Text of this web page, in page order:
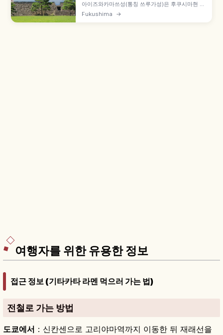
아이즈와카마쓰성(통칭 쓰루가성)은 후쿠시마현 아
이즈와카마쓰시의 일본 명성으로, 1384년(시토쿠
Fukushima →
여행자를 위한 유용한 정보
접근 정보 (기타카타 라멘 먹으러 가는 법)
전철로 가는 방법
도쿄에서 ：신칸센으로 고리야마역까지 이동한 뒤 재래선을